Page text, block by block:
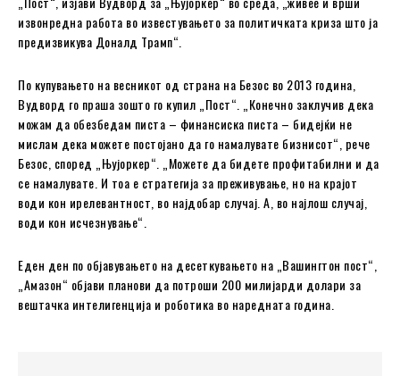
извонредна работа во известувањето за политичката криза што ја
предизвикува Доналд Трамп“.
По купувањето на весникот од страна на Безос во 2013 година,
Вудворд го праша зошто го купил „Пост“. „Конечно заклучив дека
можам да обезбедам писта – финансиска писта – бидејќи не
мислам дека можете постојано да го намалувате бизнисот“, рече
Безос, според „Њујоркер“. „Можете да бидете профитабилни и да
се намалувате. И тоа е стратегија за преживување, но на крајот
води кон ирелевантност, во најдобар случај. А, во најлош случај,
води кон исчезнување“.
Еден ден по објавувањето на десеткувањето на „Вашингтон пост“,
„Амазон“ објави планови да потроши 200 милијарди долари за
вештачка интелигенција и роботика во наредната година.